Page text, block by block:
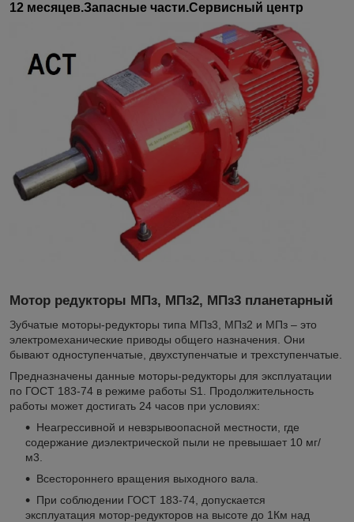
12 месяцев.Запасные части.Сервисный центр
Мотор редукторы МПз, МПз2, МПз3 планетарный
Зубчатые моторы-редукторы типа МПз3, МПз2 и МПз – это
электромеханические приводы общего назначения. Они
бывают одноступенчатые, двухступенчатые и трехступенчатые.
Предназначены данные моторы-редукторы для эксплуатации
по ГОСТ 183-74 в режиме работы S1. Продолжительность
работы может достигать 24 часов при условиях:
Неагрессивной и невзрывоопасной местности, где
содержание диэлектрической пыли не превышает 10 мг/
м3.
Всестороннего вращения выходного вала.
При соблюдении ГОСТ 183-74, допускается
эксплуатация мотор-редукторов на высоте до 1Км над